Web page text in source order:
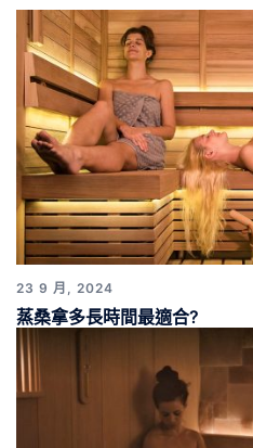
23 9 月, 2024
蒸桑拿多長時間最適合?